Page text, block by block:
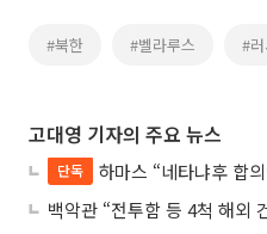
#북한 #벨라루스 #
고대영 기자의 주요 뉴스
단독
하마스 “네타냐후 합의